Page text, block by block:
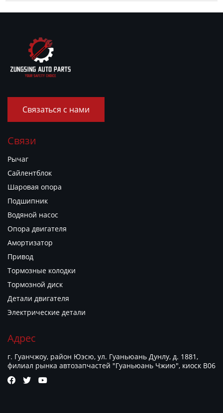
Связаться с нами
Связи
Рычаг
Сайлентблок
Шаровая опора
Подшипник
Водяной насос
Опора двигателя
Амортизатор
Привод
Тормозные колодки
Тормозной диск
Детали двигателя
Электрические детали
Адрес
г. Гуанчжоу, район Юэсю, ул. Гуаньюань Дунлу, д. 1881,
филиал рынка автозапчастей "Гуаньюань Чжию", киоск B06
  